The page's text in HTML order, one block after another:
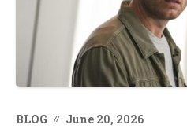
BLOG June 20, 2026